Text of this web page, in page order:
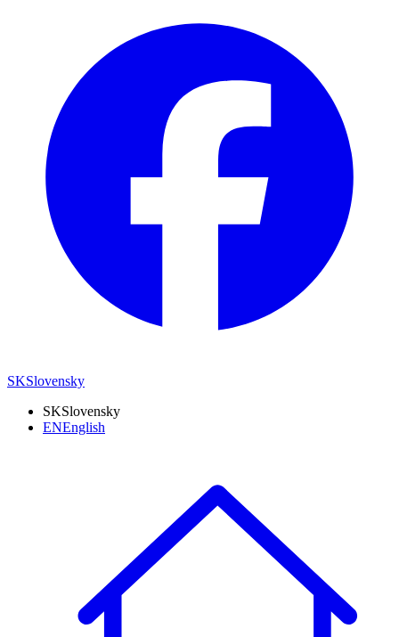
SKSlovensky
SKSlovensky
ENEnglish